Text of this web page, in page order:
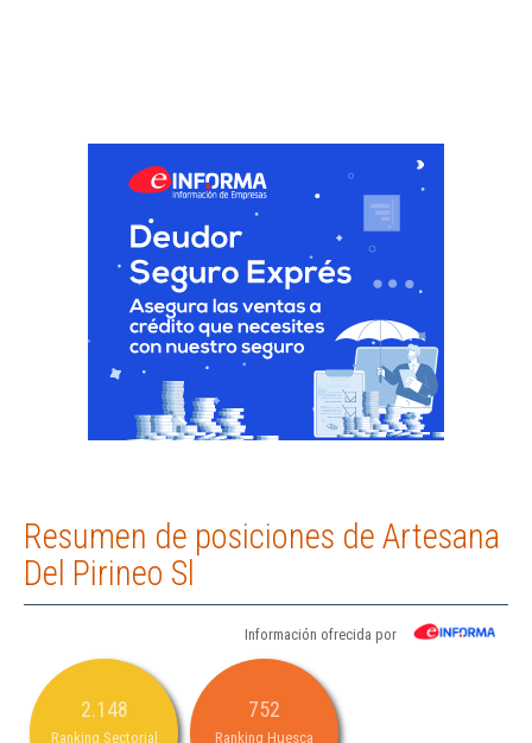
Resumen de posiciones de Artesana
Del Pirineo Sl
Información ofrecida por
2.148
Ranking Sectorial
752
Ranking Huesca